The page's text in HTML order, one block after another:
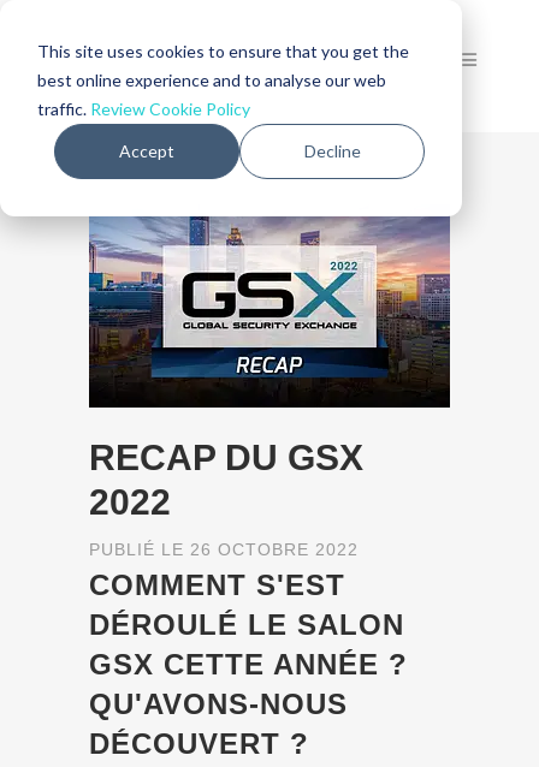
This site uses cookies to ensure that you get the
best online experience and to analyse our web
traffic. Review Cookie Policy
Accept Decline
RECAP DU GSX
2022
PUBLIÉ LE 26 OCTOBRE 2022
COMMENT S'EST
DÉROULÉ LE SALON
GSX CETTE ANNÉE ?
QU'AVONS-NOUS
DÉCOUVERT ?